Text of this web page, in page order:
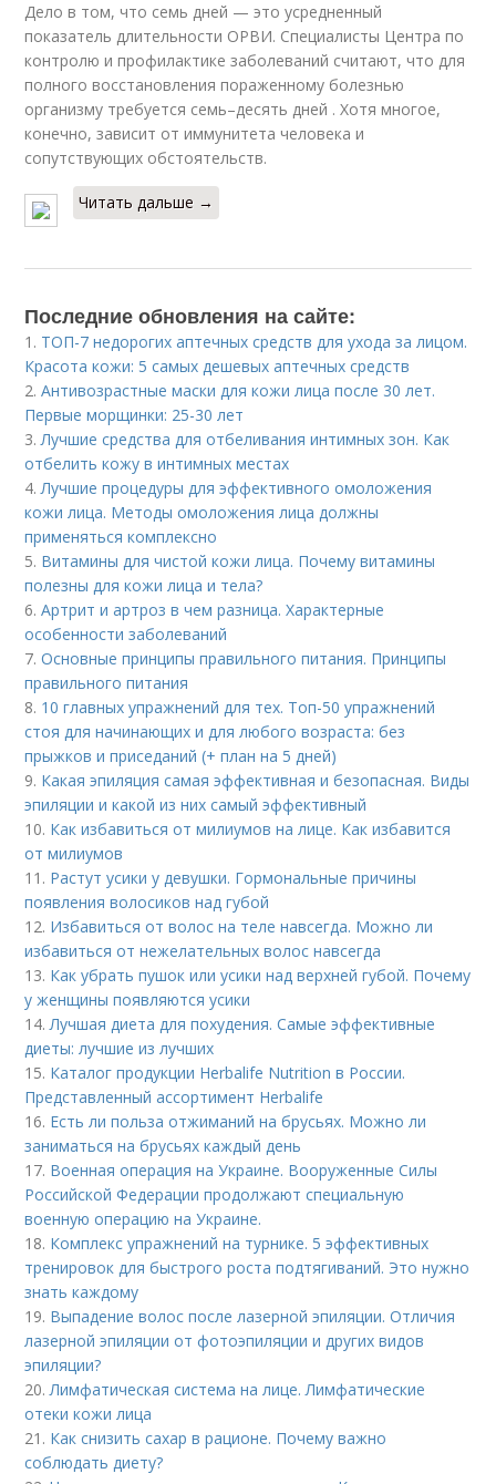
Дело в том, что семь дней — это усредненный
показатель длительности ОРВИ. Специалисты Центра по
контролю и профилактике заболеваний считают, что для
полного восстановления пораженному болезнью
организму требуется семь–десять дней . Хотя многое,
конечно, зависит от иммунитета человека и
сопутствующих обстоятельств.
Читать дальше →
Последние обновления на сайте:
1. ТОП-7 недорогих аптечных средств для ухода за лицом.
Красота кожи: 5 самых дешевых аптечных средств
2.Антивозрастные маски для кожи лица после 30 лет.
Первые морщинки: 25-30 лет
3.Лучшие средства для отбеливания интимных зон. Как
отбелить кожу в интимных местах
4.Лучшие процедуры для эффективного омоложения
кожи лица. Методы омоложения лица должны
применяться комплексно
5. Витамины для чистой кожи лица. Почему витамины
полезны для кожи лица и тела?
6.Артрит и артроз в чем разница. Характерные
особенности заболеваний
7.Основные принципы правильного питания. Принципы
правильного питания
8. 10 главных упражнений для тех. Топ-50 упражнений
стоя для начинающих и для любого возраста: без
прыжков и приседаний (+ план на 5 дней)
9. Какая эпиляция самая эффективная и безопасная. Виды
эпиляции и какой из них самый эффективный
10. Как избавиться от милиумов на лице. Как избавится
от милиумов
11. Растут усики у девушки. Гормональные причины
появления волосиков над губой
12. Избавиться от волос на теле навсегда. Можно ли
избавиться от нежелательных волос навсегда
13. Как убрать пушок или усики над верхней губой. Почему
у женщины появляются усики
14.Лучшая диета для похудения. Самые эффективные
диеты: лучшие из лучших
15. Каталог продукции Herbalife Nutrition в России.
Представленный ассортимент Herbalife
16. Есть ли польза отжиманий на брусьях. Можно ли
заниматься на брусьях каждый день
17. Военная операция на Украине. Вооруженные Силы
Российской Федерации продолжают специальную
военную операцию на Украине.
18. Комплекс упражнений на турнике. 5 эффективных
тренировок для быстрого роста подтягиваний. Это нужно
знать каждому
19. Выпадение волос после лазерной эпиляции. Отличия
лазерной эпиляции от фотоэпиляции и других видов
эпиляции?
20.Лимфатическая система на лице. Лимфатические
отеки кожи лица
21. Как снизить сахар в рационе. Почему важно
соблюдать диету?